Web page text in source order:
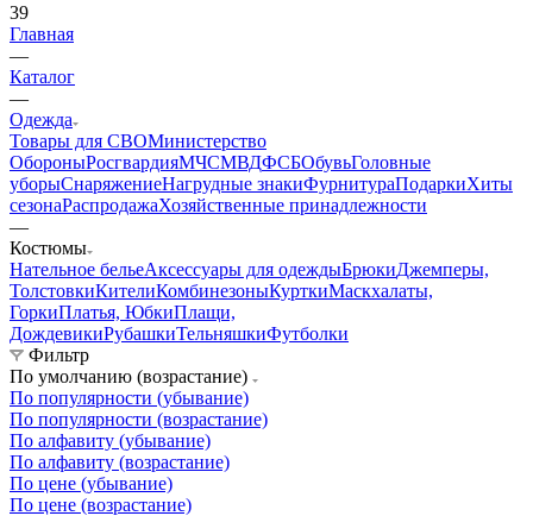
39
Главная
—
Каталог
—
Одежда
Товары для СВОМинистерство
ОбороныРосгвардияМЧСМВДФСБОбувьГоловные
уборыСнаряжениеНагрудные знакиФурнитураПодаркиХиты
сезонаРаспродажаХозяйственные принадлежности
—
Костюмы
Нательное бельеАксессуары для одеждыБрюкиДжемперы,
ТолстовкиКителиКомбинезоныКурткиМаскхалаты,
ГоркиПлатья, ЮбкиПлащи,
ДождевикиРубашкиТельняшкиФутболки
Фильтр
По умолчанию (возрастание)
По популярности (убывание)
По популярности (возрастание)
По алфавиту (убывание)
По алфавиту (возрастание)
По цене (убывание)
По цене (возрастание)